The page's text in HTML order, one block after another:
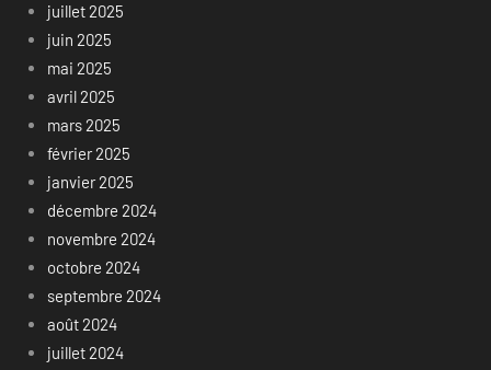
juillet 2025
juin 2025
mai 2025
avril 2025
mars 2025
février 2025
janvier 2025
décembre 2024
novembre 2024
octobre 2024
septembre 2024
août 2024
juillet 2024